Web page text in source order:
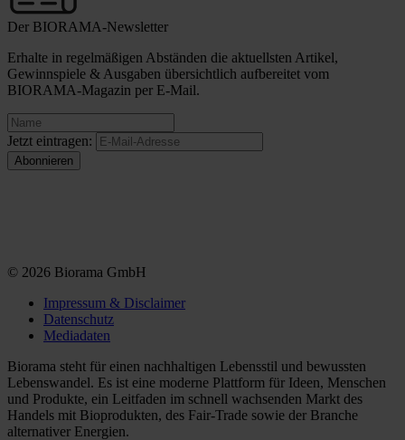
Der BIORAMA-Newsletter
Erhalte in regelmäßigen Abständen die aktuellsten Artikel,
Gewinnspiele & Ausgaben übersichtlich aufbereitet vom
BIORAMA-Magazin per E-Mail.
Jetzt eintragen:
© 2026 Biorama GmbH
Impressum & Disclaimer
Datenschutz
Mediadaten
Biorama steht für einen nachhaltigen Lebensstil und bewussten
Lebenswandel. Es ist eine moderne Plattform für Ideen, Menschen
und Produkte, ein Leitfaden im schnell wachsenden Markt des
Handels mit Bioprodukten, des Fair-Trade sowie der Branche
alternativer Energien.